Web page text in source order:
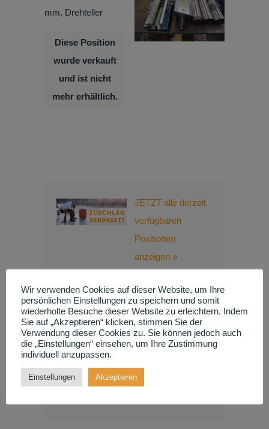
mm, Drehteller
Diese Position
wurde verkauft
und ist nicht
mehr erhältlich.
JETZT alle derzeit
verfügbaren
Positionen
anzeigen »
Folgen Sie Lueders
& Partner auf
unseren Social
Media Kanälen:
Wir verwenden Cookies auf dieser Website, um Ihre
persönlichen Einstellungen zu speichern und somit
wiederholte Besuche dieser Website zu erleichtern. Indem
Sie auf „Akzeptieren“ klicken, stimmen Sie der
Verwendung dieser Cookies zu. Sie können jedoch auch
die „Einstellungen“ einsehen, um Ihre Zustimmung
individuell anzupassen.
Einstellungen Akzeptieren